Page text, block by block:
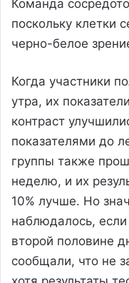
Команда
поскольку клетки
черно-белое
Когда участники
утра, их
контраст
показателями до
группы также
неделю, и их
10% лучше. Но
наблюдалось,
второй половине
сообщали, что не